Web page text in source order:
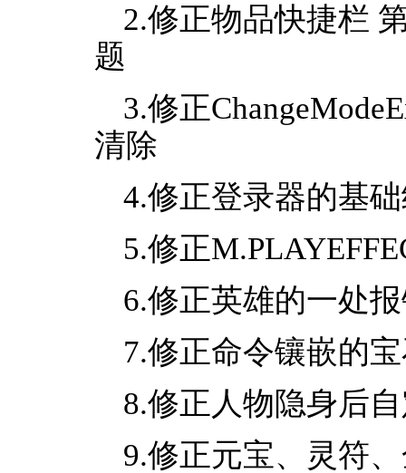
2.修正物品快捷栏
题
3.修正
清除
4.修正登录器的基
5.修正
6.修正英雄的一处
7.修正命令镶嵌的
8.修正人物隐身后
9.修正元宝、灵符